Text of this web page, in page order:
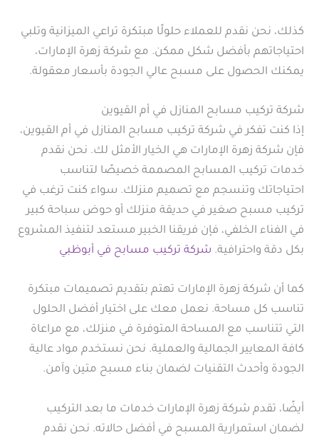
كذلك، نحن نقدم للعملاء حلولًا مبتكرة تراعي الميزانية وتلبي
احتياجاتهم بأفضل شكل ممكن. مع شركة زهرة الإمارات،
يمكنك الحصول على مسبح عالي الجودة بأسعار معقولة.
شركة تركيب مسابح المنازل في أم القيوين
إذا كنت تفكر في شركة تركيب مسابح المنازل في أم القيوين،
فإن شركة زهرة الإمارات هي الخيار الأمثل لك. نحن نقدم
خدمات تركيب المسابح المصممة خصيصًا لتناسب
احتياجاتك وتنسجم مع تصميم منزلك. سواء كنت ترغب في
تركيب مسبح صغير في حديقة منزلك أو حوض سباحة كبير
في الفناء الخلفي، فإن فريقنا الخبير مستعد لتنفيذ المشروع
بكل دقة واحترافية. شركة تركيب مسابح في أبوظبي
كما أن شركة زهرة الإمارات تهتم بتقديم تصميمات مبتكرة
تناسب كل مساحة. نعمل معك على اختيار أفضل الحلول
التي تتناسب مع المساحة المتوفرة في منزلك، مع مراعاة
كافة المعايير الجمالية والعملية. نحن نستخدم مواد عالية
الجودة وأحدث التقنيات لضمان بناء مسبح متين وآمن.
أيضًا، تقدم شركة زهرة الإمارات خدمات ما بعد التركيب
لضمان استمرارية المسبح في أفضل حالاته. نحن نقدم